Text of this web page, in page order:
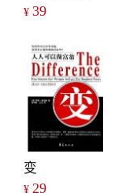
¥ 39
变
¥ 29